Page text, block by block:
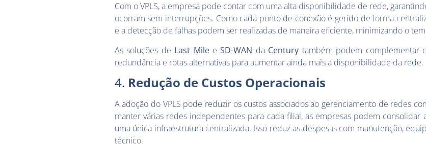
Com o VPLS, a empresa pode contar com uma alta disponibilidade de rede,
ocorram sem interrupções. Como cada ponto de conexão é gerido de forma
e a detecção de falhas podem ser realizadas de maneira eficiente, minimizando o
As soluções de Last MileeSD-WAN da Century também podem complementar
redundância e rotas alternativas para aumentar ainda mais a disponibilidade da rede.
4. Redução de Custos Operacionais
A adoção do VPLS pode reduzir os custos associados ao gerenciamento de redes
manter várias redes independentes para cada filial, as empresas podem consolidar
uma única infraestrutura centralizada. Isso reduz as despesas com manutenção,
técnico.